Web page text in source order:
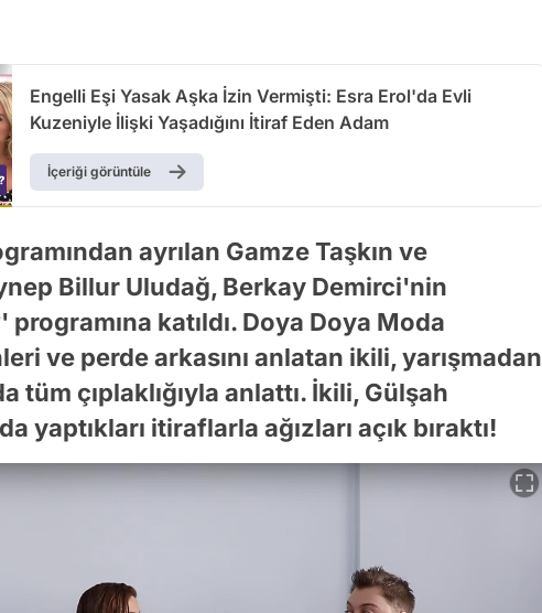
Engelli Eşi Yasak Aşka İzin Vermişti: Esra Erol'da Evli
Kuzeniyle İlişki Yaşadığını İtiraf Eden Adam
İçeriği görüntüle
ayrılan Gamze Taşkın ve
Billur Uludağ, Berkay Demirci'nin
katıldı. Doya Doya Moda
ve perde arkasını anlatan ikili, yarışmadan
tüm çıplaklığıyla anlattı. İkili, Gülşah
yaptıkları itiraflarla ağızları açık bıraktı!